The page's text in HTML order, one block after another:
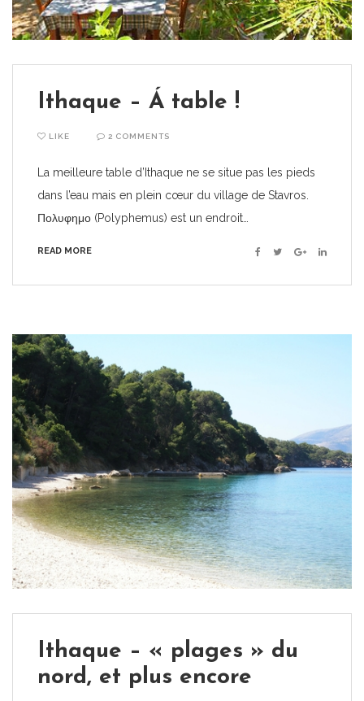
Ithaque – Á table !
LIKE 2 COMMENTS
La meilleure table d’Ithaque ne se situe pas les pieds
dans l’eau mais en plein cœur du village de Stavros.
Πολυφημο (Polyphemus) est un endroit…
READ MORE Facebook
TwitterGoogle+Linkedin
Ithaque – « plages » du
nord, et plus encore